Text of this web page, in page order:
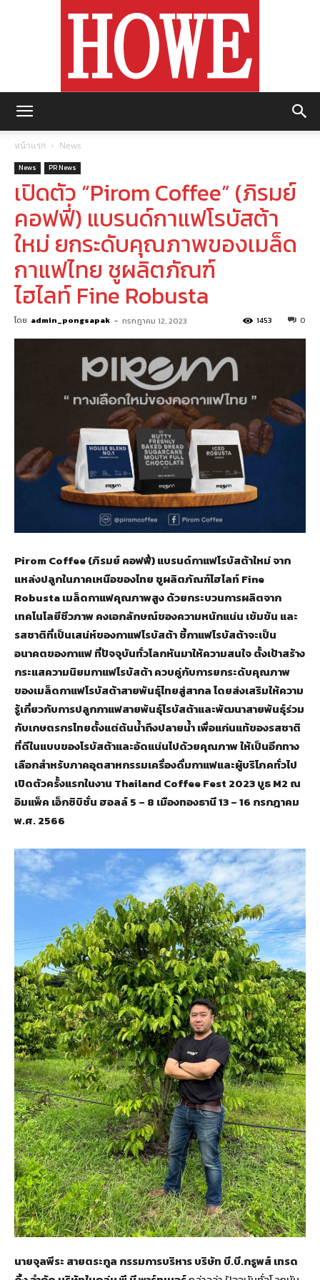
หน้าแรก News
News PR News
เปิดตัว “Pirom Coffee” (ภิรมย์
คอฟฟี่) แบรนด์กาแฟโรบัสต้า
ใหม่ ยกระดับคุณภาพของเมล็ด
กาแฟไทย ชูผลิตภัณฑ์
ไฮไลท์ Fine Robusta
โดย admin_pongsapak - กรกฎาคม 12, 2023 0
1453
Pirom Coffee (ภิรมย์ คอฟฟี่) แบรนด์กาแฟโรบัสต้าใหม่ จาก
แหล่งปลูกในภาคเหนือของไทย ชูผลิตภัณฑ์ไฮไลท์ Fine
Robusta เมล็ดกาแฟคุณภาพสูง ด้วยกระบวนการผลิตจาก
เทคโนโลยีชีวภาพ คงเอกลักษณ์ของความหนักแน่น เข้มข้น และ
รสชาติที่เป็นเสน่ห์ของกาแฟโรบัสต้า ชี้กาแฟโรบัสต้าจะเป็น
อนาคตของกาแฟ ที่ปัจจุบันทั่วโลกหันมาให้ความสนใจ ตั้งเป้าสร้าง
กระแสความนิยมกาแฟโรบัสต้า ควบคู่กับการยกระดับคุณภาพ
ของเมล็ดกาแฟโรบัสต้าสายพันธุ์ไทยสู่สากล โดยส่งเสริมให้ความ
รู้เกี่ยวกับการปลูกกาแฟสายพันธุ์โรบัสต้าและพัฒนาสายพันธุ์ร่วม
กับเกษตรกรไทยตั้งแต่ต้นน้ำถึงปลายน้ำ เพื่อแก่นแท้ของรสชาติ
ที่ดีในแบบของโรบัสต้าและอัดแน่นไปด้วยคุณภาพ ให้เป็นอีกทาง
เลือกสำหรับภาคอุตสาหกรรมเครื่องดื่มกาแฟและผู้บริโภคทั่วไป
เปิดตัวครั้งแรกในงาน Thailand Coffee Fest 2023 บูธ M2 ณ
อิมแพ็ค เอ็กซิบิชั่น ฮอลล์ 5 – 8 เมืองทองธานี 13 – 16 กรกฎาคม
พ.ศ. 2566
นายจุลพีระ สายตระกูล กรรมการบริหาร บริษัท บี.บี.กรูพส์ เทรด